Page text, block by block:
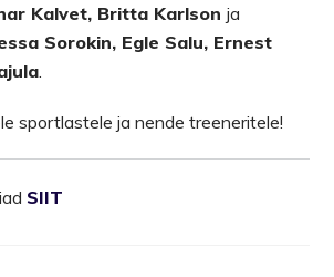
Kalvet, Britta Karlsonja
Sorokin, Egle Salu, Ernest
sportlastele ja nende treeneritele!
SIIT